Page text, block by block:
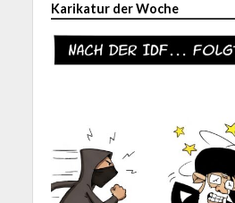
Karikatur der Woche